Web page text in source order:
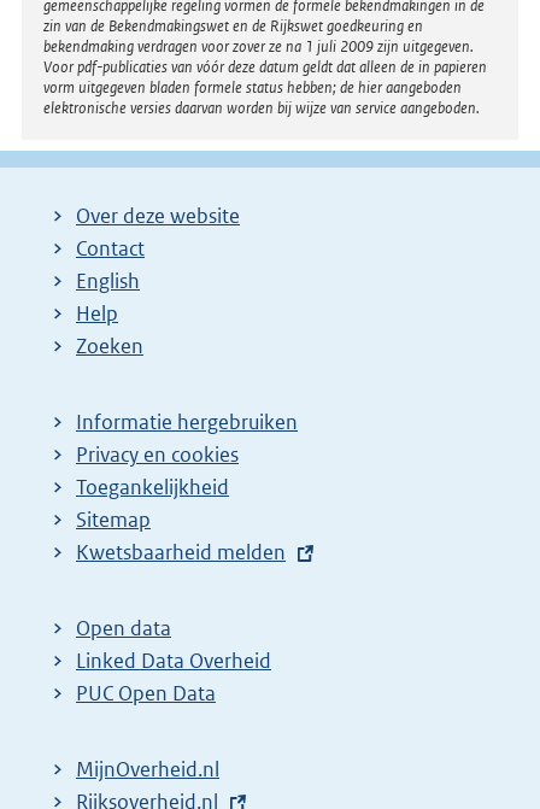
gemeenschappelijke regeling vormen de formele bekendmakingen in de
zin van de Bekendmakingswet en de Rijkswet goedkeuring en
bekendmaking verdragen voor zover ze na 1 juli 2009 zijn uitgegeven.
Voor pdf-publicaties van vóór deze datum geldt dat alleen de in papieren
vorm uitgegeven bladen formele status hebben; de hier aangeboden
elektronische versies daarvan worden bij wijze van service aangeboden.
Over deze website
Contact
English
Help
Zoeken
Informatie hergebruiken
Privacy en cookies
Toegankelijkheid
Sitemap
E
t
e
r
l
Kwetsbaarheid melden
Open data
Linked Data Overheid
PUC Open Data
MijnOverheid.nl
E
Rijksoverheid.nl